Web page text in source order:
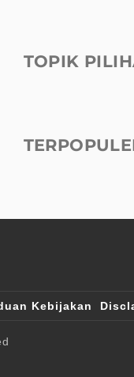
TOPIK
Kebijakan